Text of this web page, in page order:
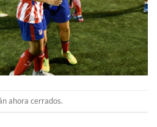
ahora cerrados.